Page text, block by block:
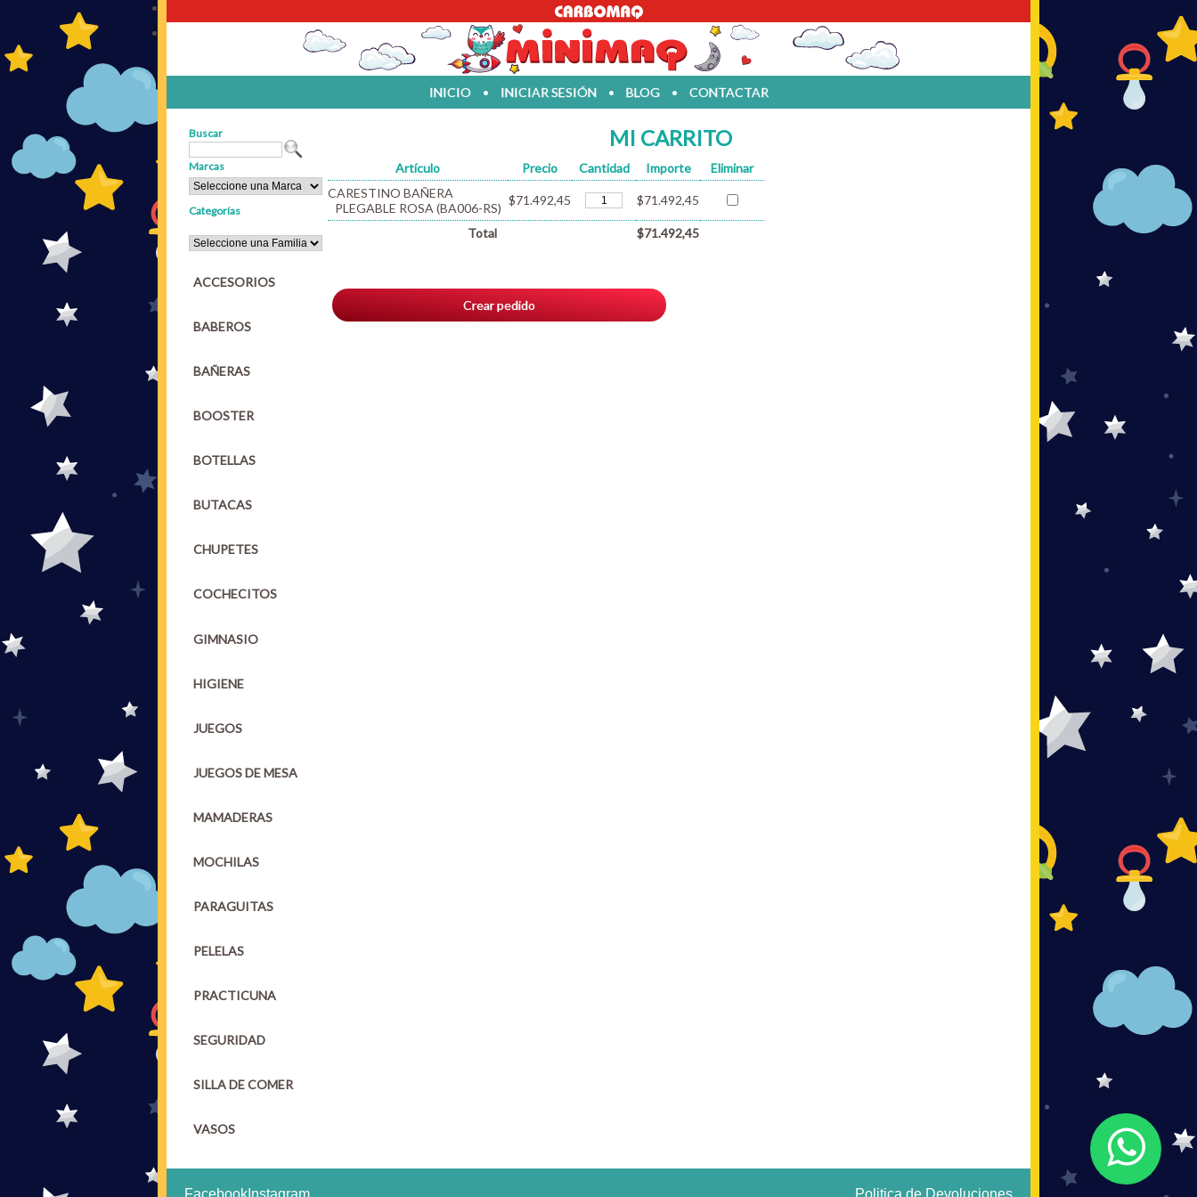
INICIO • INICIAR SESIÓN • BLOG • CONTACTAR
Buscar
Marcas
Categorías
ACCESORIOS
BABEROS
BAÑERAS
BOOSTER
BOTELLAS
BUTACAS
CHUPETES
COCHECITOS
GIMNASIO
HIGIENE
JUEGOS
JUEGOS DE MESA
MAMADERAS
MOCHILAS
PARAGUITAS
PELELAS
PRACTICUNA
SEGURIDAD
SILLA DE COMER
VASOS
MI CARRITO
Artículo Precio Cantidad Importe
Eliminar
CARESTINO BAÑERA
PLEGABLE ROSA (BA006-RS)
$71.492,45 $71.492,45
Total $71.492,45
Crear pedido